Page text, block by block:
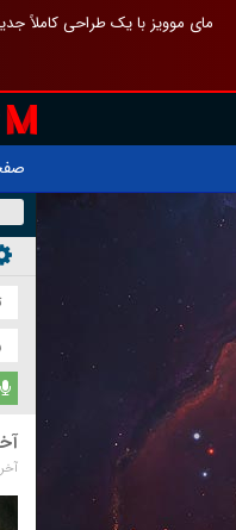
مای موویز با یک طراحی کاملاً